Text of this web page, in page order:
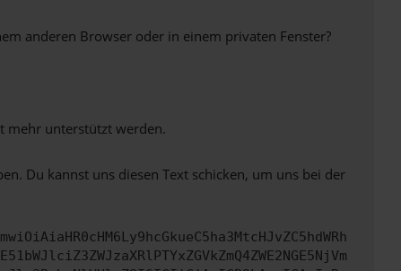
anderen Browser oder in einem privaten Fenster?
mehr unterstützt werden.
Du kannst uns diesen Text schicken, um uns bei der